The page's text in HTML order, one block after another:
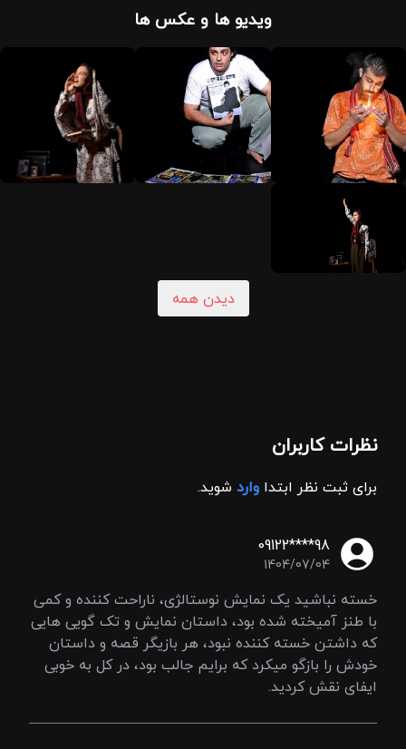
ویدیو ها و عکس ها
دیدن همه
نظرات کاربران
برای ثبت نظر ابتدا وارد شوید.
09122****98
1404/07/04
خسته نباشید یک نمایش نوستالژی، ناراحت کننده و کمی
با طنز آمیخته شده بود، داستان نمایش و تک گویی هایی
که داشتن خسته کننده نبود، هر بازیگر قصه و داستان
خودش را بازگو میکرد که برایم جالب بود، در کل به خوبی
ایفای نقش کردید.